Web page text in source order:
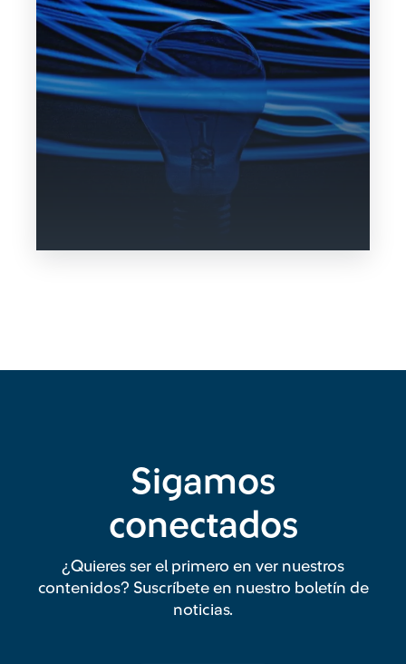
Sigamos
conectados
¿Quieres ser el primero en ver nuestros
contenidos? Suscríbete en nuestro boletín de
noticias.